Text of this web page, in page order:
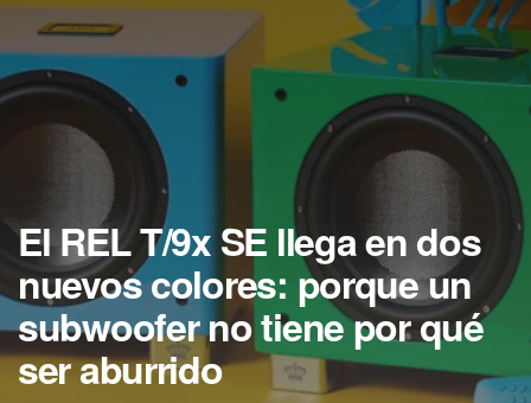
El REL T/9x SE llega en dos
nuevos colores: porque un
subwoofer no tiene por qué
ser aburrido